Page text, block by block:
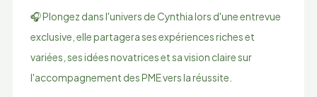
🎧 Plongez dans l'univers de Cynthia lors d'une entrevue
exclusive, elle partagera ses expériences riches et
variées, ses idées novatrices et sa vision claire sur
l'accompagnement des PME vers la réussite.